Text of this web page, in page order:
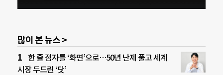
많이 본 뉴스 >
한 줄 점자를 ‘화면’으로…50년 난제 풀고 세계
시장 두드린 ‘닷’